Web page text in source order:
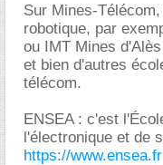
Sur Mines-
robotique, par
ou IMT Mines
et bien d'autres
télécom.
ENSEA : c'est
l'électronique et de
https://www.ensea.fr